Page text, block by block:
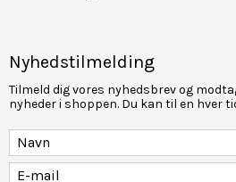
Nyhedstilmelding
Tilmeld dig vores nyhedsbrev og
nyheder i shoppen. Du kan til en hver